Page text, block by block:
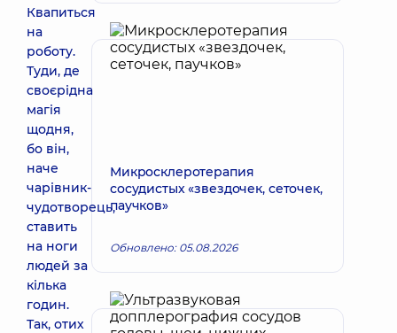
Квапиться
на
роботу.
Туди, де
своєрідна
магія
щодня,
бо він,
наче
чарівник-
чудотворець,
ставить
на ноги
людей за
кілька
годин.
Так, отих
Микросклеротерапия
сосудистых «звездочек, сеточек,
паучков»
Обновлено: 05.08.2026